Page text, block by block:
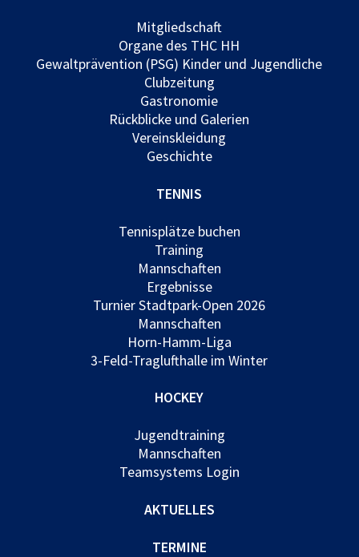
Mitgliedschaft
Organe des THC HH
Gewaltprävention (PSG) Kinder und Jugendliche
Clubzeitung
Gastronomie
Rückblicke und Galerien
Vereinskleidung
Geschichte
TENNIS
Tennisplätze buchen
Training
Mannschaften
Ergebnisse
Turnier Stadtpark-Open 2026
Mannschaften
Horn-Hamm-Liga
3-Feld-Traglufthalle im Winter
HOCKEY
Jugendtraining
Mannschaften
Teamsystems Login
AKTUELLES
TERMINE